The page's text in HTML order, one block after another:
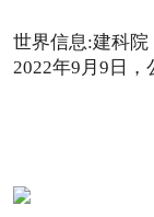
世界信息:建科院
2022年9月9日，